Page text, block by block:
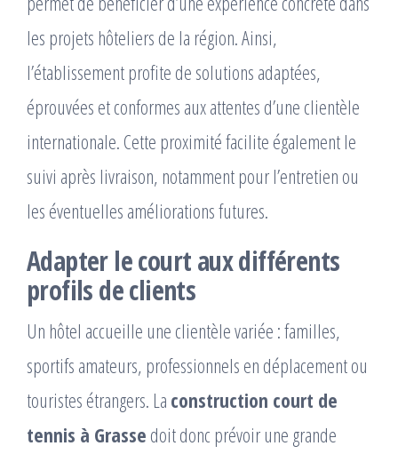
les projets hôteliers de la région. Ainsi,
l’établissement profite de solutions adaptées,
éprouvées et conformes aux attentes d’une clientèle
internationale. Cette proximité facilite également le
suivi après livraison, notamment pour l’entretien ou
les éventuelles améliorations futures.
Adapter le court aux différents
profils de clients
Un hôtel accueille une clientèle variée : familles,
sportifs amateurs, professionnels en déplacement ou
touristes étrangers. La construction court de
tennis à Grasse doit donc prévoir une grande